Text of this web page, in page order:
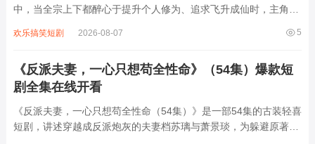
中，当全宗上下都醉心于提升个人修为、追求飞升成仙时，主角却
四处收集资源，升级宗门设施，吸引各方人才。期间，他不仅要应
5
欢乐搞笑短剧 2026-08-07
《反派夫妻，一心只想苟全性命》（54集）爆款短
剧全集在线开看
《反派夫妻，一心只想苟全性命（54集）》是一部54集的古装轻喜
短剧，讲述穿越成反派炮灰的夫妻档苏璃与萧景琰，为躲避原著中